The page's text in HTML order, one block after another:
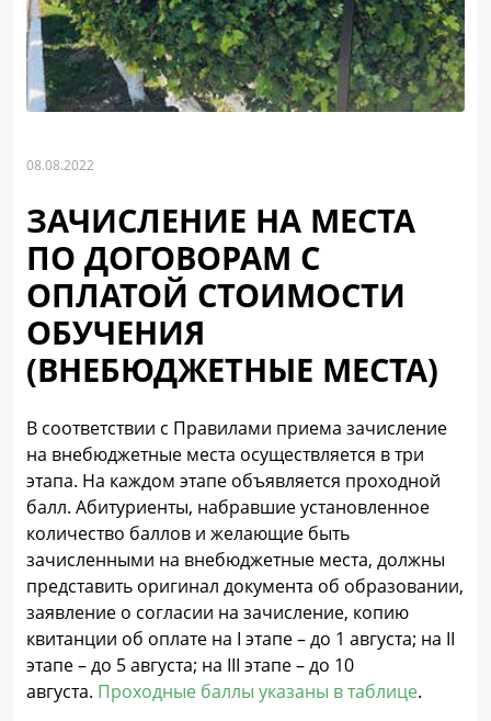
08.08.2022
ЗАЧИСЛЕНИЕ НА МЕСТА
ПО ДОГОВОРАМ С
ОПЛАТОЙ СТОИМОСТИ
ОБУЧЕНИЯ
(ВНЕБЮДЖЕТНЫЕ МЕСТА)
В соответствии с Правилами приема зачисление
на внебюджетные места осуществляется в три
этапа. На каждом этапе объявляется проходной
балл. Абитуриенты, набравшие установленное
количество баллов и желающие быть
зачисленными на внебюджетные места, должны
представить оригинал документа об образовании,
заявление о согласии на зачисление, копию
квитанции об оплате на I этапе – до 1 августа; на II
этапе – до 5 августа; на III этапе – до 10
августа. Проходные баллы указаны в таблице.